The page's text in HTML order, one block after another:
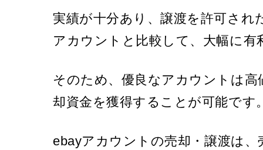
実績が十分あり、譲渡を許可され
アカウントと比較して、大幅に
そのため、優良なアカウントは
却資金を獲得することが可能です
ebayアカウントの売却・譲渡は